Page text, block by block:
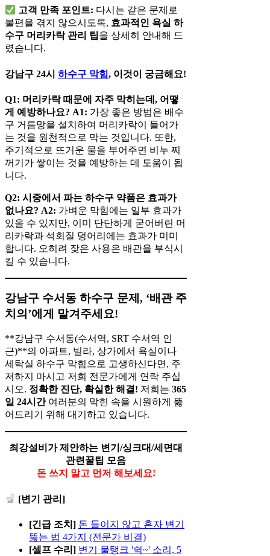
고객 만족 포인트: 다시는 같은 문제로
불편을 겪지 않으시도록, 효과적인 욕실 하
수구 머리카락 관리 팁을 상세히 안내해 드
렸습니다.
강남구 24시 하수구 막힘, 이것이 궁금해요!
Q1: 머리카락 때문에 자주 막히는데, 어떻
게 예방하나요? A1: 가장 좋은 방법은 배수
구 거름망을 설치하여 머리카락이 들어가
는 것을 원천적으로 막는 것입니다. 또한,
주기적으로 뜨거운 물을 부어주면 비누 찌
꺼기가 쌓이는 것을 예방하는 데 도움이 됩
니다.
Q2: 시중에서 파는 하수구 약품은 효과가
없나요? A2: 가벼운 막힘에는 일부 효과가
있을 수 있지만, 이미 단단하게 굳어버린 머
리카락과 석회질 덩어리에는 효과가 미미
합니다. 오히려 잦은 사용은 배관을 부식시
킬 수 있습니다.
강남구 수서동 하수구 문제, ‘배관 주
치의’에게 맡겨주세요!
**강남구 수서동(수서역, SRT 수서역 인
근)**의 아파트, 빌라, 상가에서 욕실이나
세탁실 하수구 막힘으로 고생하신다면, 주
저하지 마시고 저희 전문가에게 연락 주십
시오. 정확한 진단, 확실한 해결! 저희는 365
일 24시간여러분의 막힌 속을 시원하게 뚫
어드리기 위해 대기하고 있습니다.
최강설비가 제안하는 변기/싱크대/세면대
관련꿀팁 모음
돈 쓰지 말고 먼저 해보세요!
[변기 관리]
[긴급 조치] 돈 들이지 않고 혼자 변기
뚫는 법 4가지 (전문가 비결)
[셀프 수리] 변기 물탱크 '쉭~' 소리, 5